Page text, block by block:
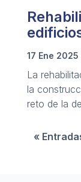
17 Ene 2025
La
la
reto de la
«